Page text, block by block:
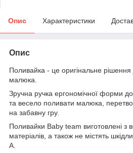
Опис Характеристики
Опис
Поливайка - це оригінальне
малюка.
Зручна ручка ергономічної форми
та весело поливати малюка,
на забавну гру.
Поливайки Baby team виготовлені з
матеріалів, а також не містять
А.